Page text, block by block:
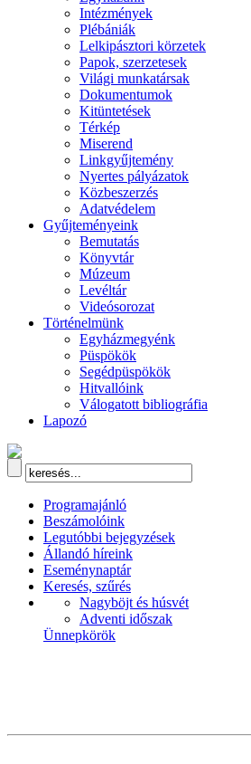
Intézmények
Plébániák
Lelkipásztori körzetek
Papok, szerzetesek
Világi munkatársak
Dokumentumok
Kitüntetések
Térkép
Miserend
Linkgyűjtemény
Nyertes pályázatok
Közbeszerzés
Adatvédelem
Gyűjteményeink
Bemutatás
Könyvtár
Múzeum
Levéltár
Videósorozat
Történelmünk
Egyházmegyénk
Püspökök
Segédpüspökök
Hitvallóink
Válogatott bibliográfia
Lapozó
Programajánló
Beszámolóink
Legutóbbi bejegyzések
Állandó híreink
Eseménynaptár
Keresés, szűrés
Nagyböjt és húsvét
Adventi időszak
Ünnepkörök